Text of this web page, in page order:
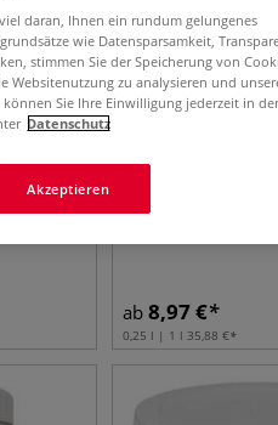
ab 8,97 €
0,25 l | 1 l 35,88 €
daran, Ihnen ein rundum gelungenes
wie Datensparsamkeit,
stimmen Sie der Speicherung von
Websitenutzung zu analysieren und
Sie Ihre Einwilligung jederzeit in
Datenschutz
Akzeptieren